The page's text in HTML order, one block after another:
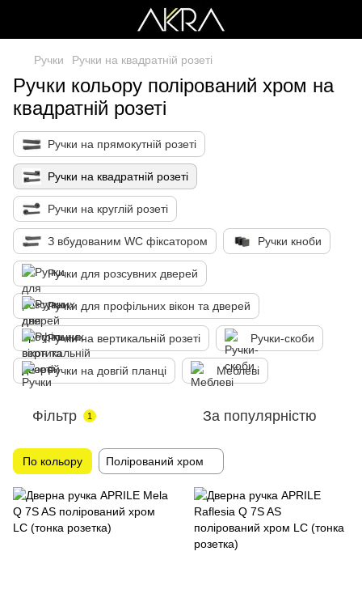
Ручки Ручки на квадратній розеті
Ручки кольору полірований хром на
квадратній розеті
Ручки на прямокутній розеті
Ручки на квадратній розеті
Ручки на круглій розеті
З вбудованим WC фіксатором Ручки кноби
Ручки для розсувних дверей
Ручки для профільних вікон та дверей
Ручки на вертикальній розеті Ручки-скоби
Ручки на довгій планці Меблеві
Фільтр 1 За популярністю
По кольору Полірований хром